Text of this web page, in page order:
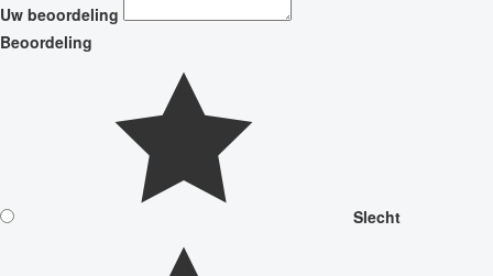
Uw beoordeling
Beoordeling
Slecht